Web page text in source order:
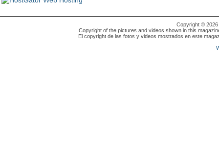
Copyright © 2026
Copyright of the pictures and videos shown in this
El copyright de las fotos y videos mostrados en este